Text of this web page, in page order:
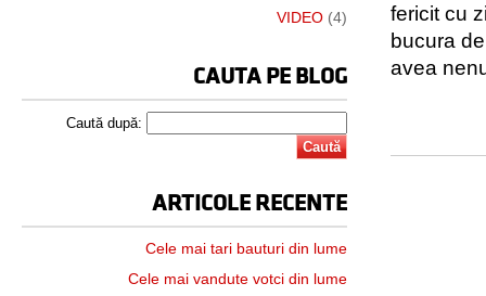
fericit cu
bucura
avea
VIDEO (4)
CAUTA PE BLOG
Caută după:
ARTICOLE RECENTE
Cele mai tari bauturi din lume
Cele mai vandute votci din lume